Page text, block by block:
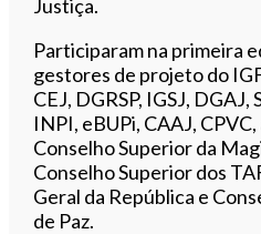
Justiça.
Participaram na primeira
gestores de projeto do
CEJ, DGRSP, IGSJ,
INPI, eBUPi, CAAJ,
Conselho Superior da
Conselho Superior dos
Geral da República e
de Paz.